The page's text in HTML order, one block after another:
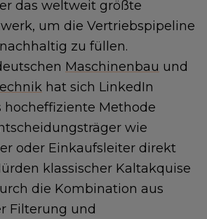
das weltweit größte
um die Vertriebspipeline
zu füllen.
Maschinenbau und
hat sich LinkedIn
hocheffiziente Methode
wie
oder Einkaufsleiter direkt
klassischer Kaltakquise
die Kombination aus
Filterung und